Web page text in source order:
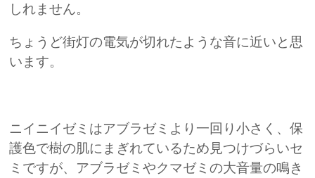
しれません。
ちょうど街灯の電気が切れたような音に近いと思
います。
ニイニイゼミはアブラゼミより一回り小さく、保
護色で樹の肌にまぎれているため見つけづらいセ
ミですが、アブラゼミやクマゼミの大音量の鳴き